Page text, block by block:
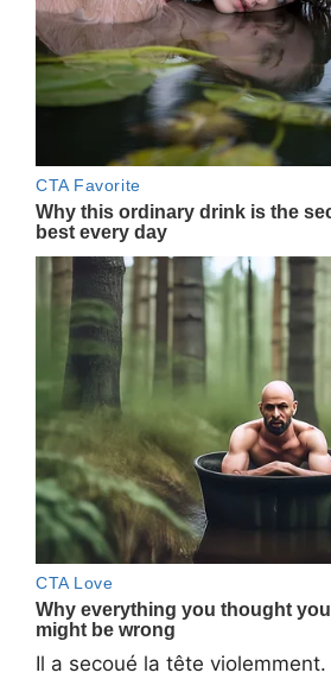
Il a secoué la tête